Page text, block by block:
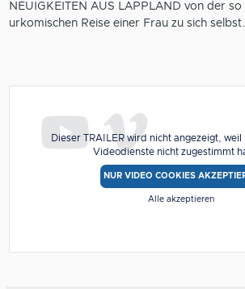
Dieser TRAILER wird nicht angezeigt, weil
Videodienste nicht zugestimmt
NUR VIDEO COOKIES
Alle akzeptieren
NEUIGKEITEN AUS LAPPLAND von der
urkomischen Reise einer Frau zu sich selbst.